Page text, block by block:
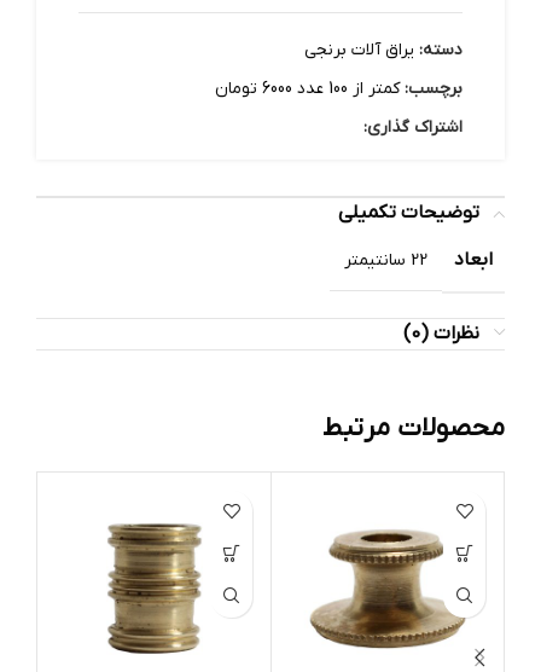
دسته: یراق آلات برنجی
برچسب: کمتر از 100 عدد 6000 تومان
اشتراک گذاری:
توضیحات تکمیلی
ابعاد
22 سانتیمتر
نظرات (0)
محصولات مرتبط